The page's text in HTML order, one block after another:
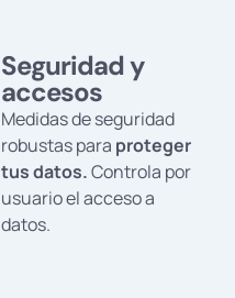
Seguridad y
accesos
Medidas de seguridad
robustas para proteger
tus datos.Controla por
usuario el acceso a
datos.